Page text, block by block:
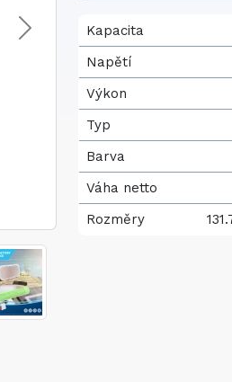
Kapacita
Napětí
Výkon
Typ
Barva
Váha netto
Rozměry